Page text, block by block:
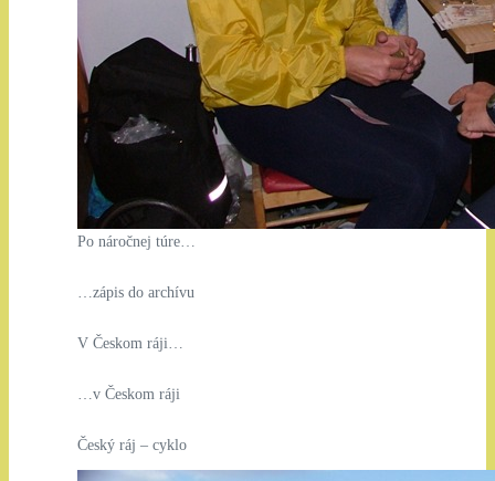
Po náročnej túre…
…zápis do archívu
V Českom ráji…
…v Českom ráji
Český ráj – cyklo